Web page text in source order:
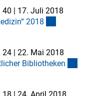
40 | 17. Juli 2018
201 8
24 | 22. Mai 2018
Bibliotheken
18 | 24. April 2018